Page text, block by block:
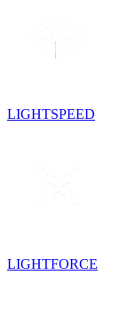
LIGHTSPEED
LIGHTFORCE